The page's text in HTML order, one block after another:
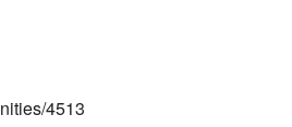
4513